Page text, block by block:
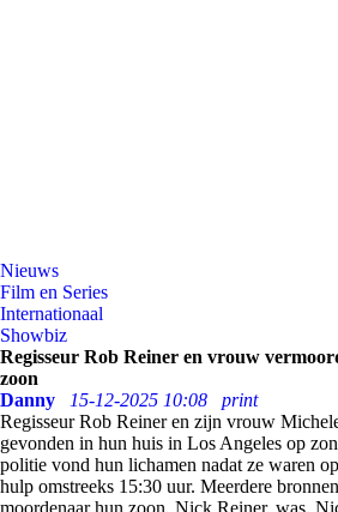
Nieuws
Film en Series
Internationaal
Showbiz
Regisseur Rob Reiner en vrouw
zoon
Danny
15-12-2025 10:08
print
Regisseur Rob Reiner en zijn vrouw
gevonden in hun huis in Los Angeles op
politie vond hun lichamen nadat ze waren
hulp omstreeks 15:30 uur. Meerdere
moordenaar hun zoon, Nick Reiner, was.